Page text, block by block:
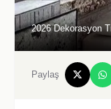
2026 Dekorasyon
Paylaş